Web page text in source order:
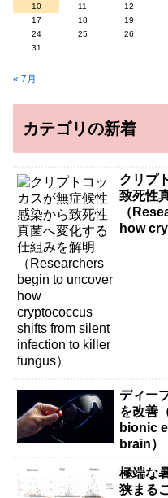
10
11 12
17
18 19
24
25 26
31
« 7月
カテゴリの新着
クリプ
致死性
（
how
ディー
を改善
bionic
brain）
極端な
狭まる